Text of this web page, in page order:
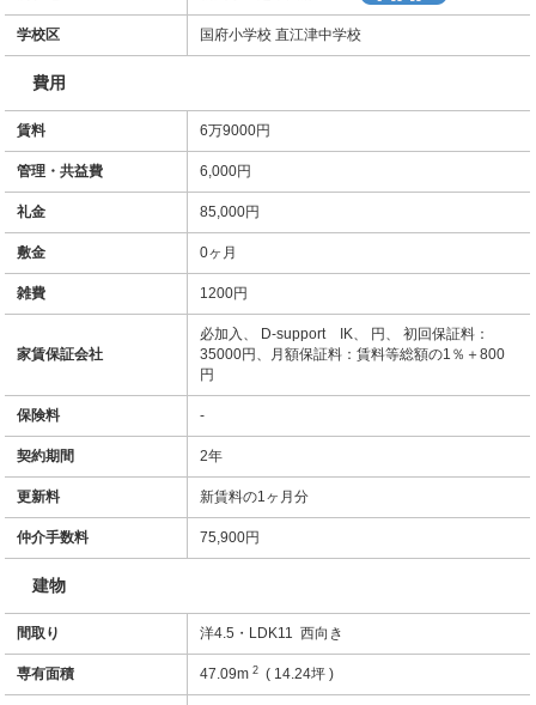
学校区 国府小学校 直江津中学校
費用
賃料 6万9000円
管理・共益費 6,000円
礼金 85,000円
敷金 0ヶ月
雑費 1200円
家賃保証会社
必加入、 D-support IK、 円、 初回保証料：
35000円、月額保証料：賃料等総額の1％＋800
円
保険料 -
契約期間 2年
更新料 新賃料の1ヶ月分
仲介手数料 75,900円
建物
間取り 洋4.5・LDK11 西向き
専有面積 47.09m2 ( 14.24坪 )